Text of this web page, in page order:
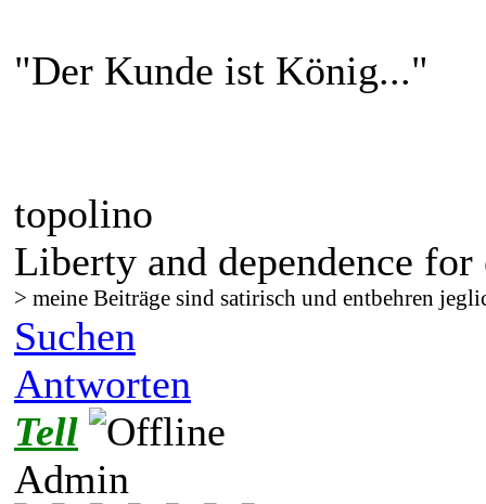
"Der Kunde ist König..."
topolino
Liberty and dependence for
> meine Beiträge sind satirisch und entbehren
Suchen
Antworten
Tell
Admin